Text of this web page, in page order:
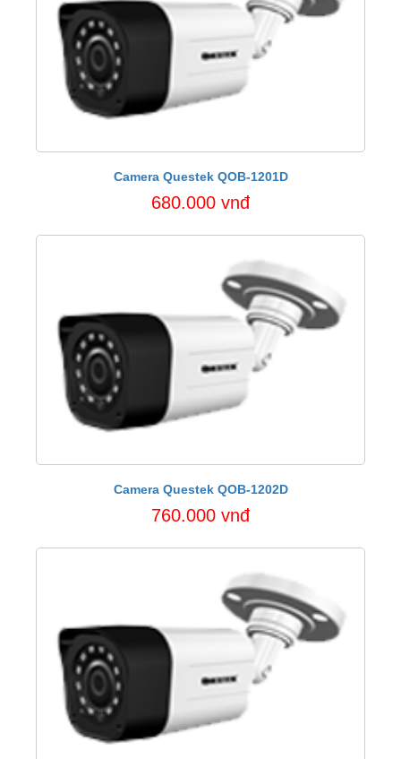
Camera Questek QOB-1201D
680.000 vnđ
Camera Questek QOB-1202D
760.000 vnđ